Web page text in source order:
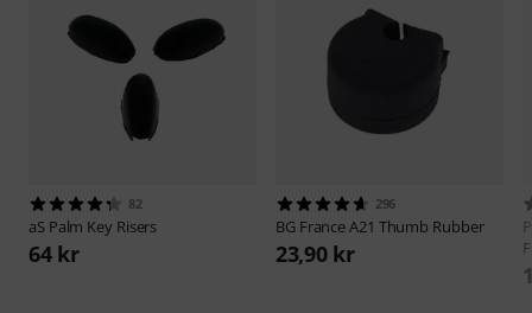
82
aS Palm Key Risers
64 kr
296
BG FranceA21 Thumb Rubber
23,90 kr